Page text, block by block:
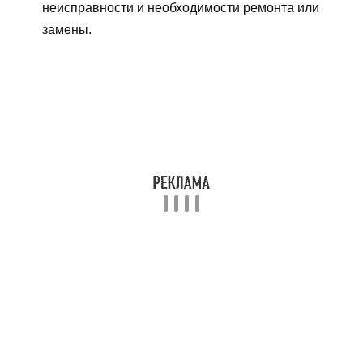
неисправности и необходимости ремонта или
замены.